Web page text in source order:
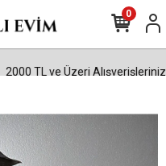
2000 TL ve Üzeri
0